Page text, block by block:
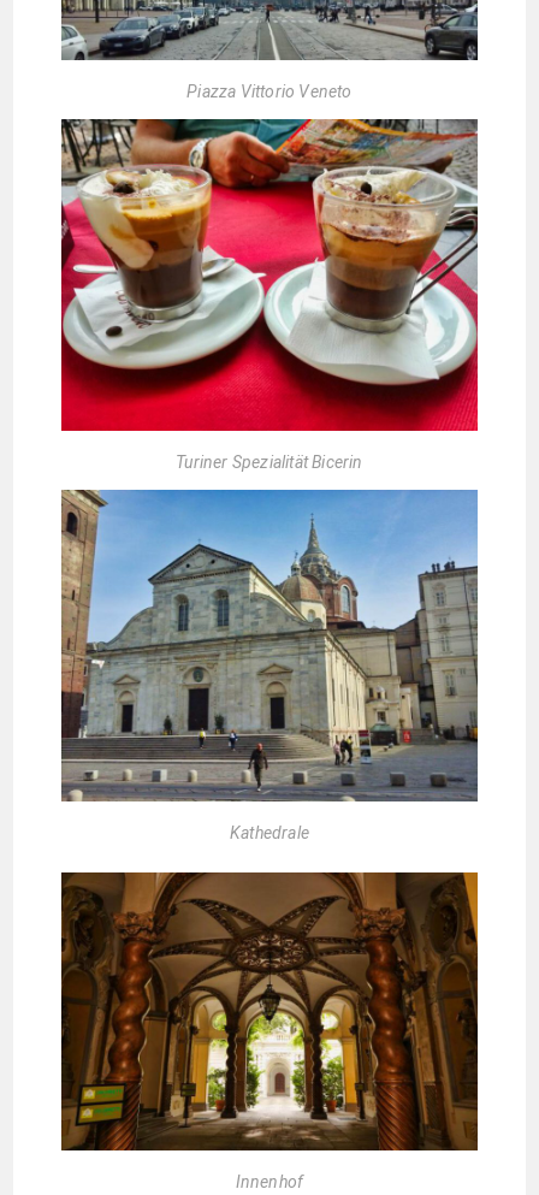
Piazza Vittorio Veneto
Turiner Spezialität Bicerin
Kathedrale
Innenhof